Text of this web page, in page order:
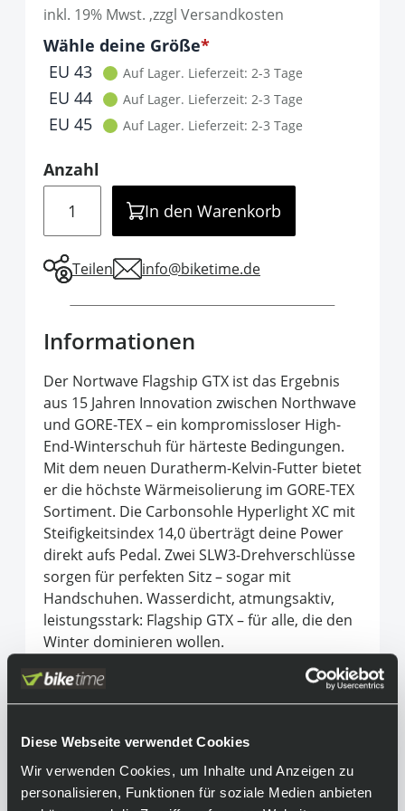
Diese Webseite verwendet Cookies
Wir verwenden Cookies, um Inhalte und Anzeigen zu
personalisieren, Funktionen für soziale Medien anbieten
inkl. 19% Mwst. ,zzgl Versandkosten
Optionen
Wähle deine Größe
It is required to select one of the available
EU 43 Auf Lager. Lieferzeit: 2-3 Tage
EU 44 Auf Lager. Lieferzeit: 2-3 Tage
EU 45 Auf Lager. Lieferzeit: 2-3 Tage
Anzahl
In den Warenkorb
Teilen info@biketime.de
Informationen
Der Nortwave Flagship GTX ist das Ergebnis
aus 15 Jahren Innovation zwischen Northwave
und GORE-TEX – ein kompromissloser High-
End-Winterschuh für härteste Bedingungen.
Mit dem neuen Duratherm-Kelvin-Futter bietet
er die höchste Wärmeisolierung im GORE-TEX
Sortiment. Die Carbonsohle Hyperlight XC mit
Steifigkeitsindex 14,0 überträgt deine Power
direkt aufs Pedal. Zwei SLW3-Drehverschlüsse
sorgen für perfekten Sitz – sogar mit
Handschuhen. Wasserdicht, atmungsaktiv,
leistungsstark: Flagship GTX – für alle, die den
Winter dominieren wollen.
Equipment
• MTB/Gravel-Schuhe für Herbst/Winter
• für 2-Loch Cleats
• Duratherm-Kelvin-Futter bietet die beste